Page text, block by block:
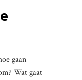
gaan
Wat gaat